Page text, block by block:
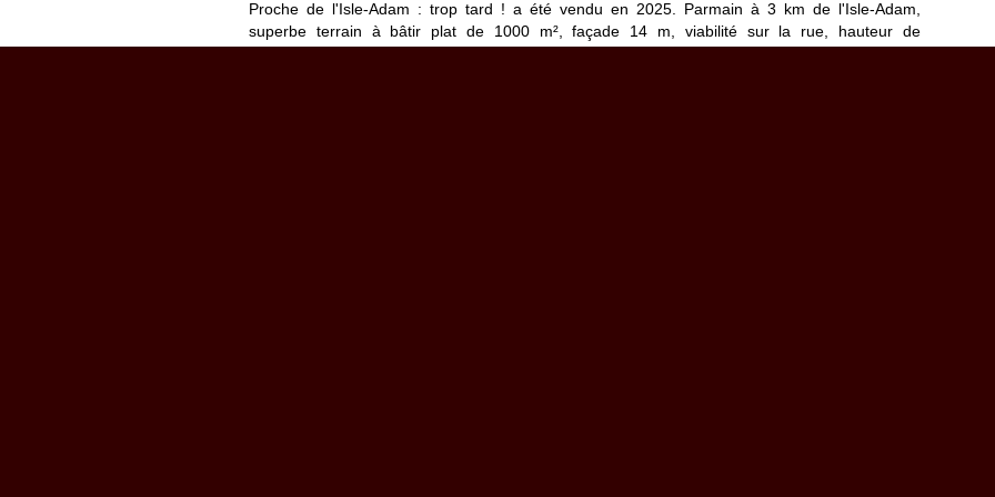
Proche de l'Isle-Adam : trop tard ! a été vendu en 2025. Parmain à 3 km de l'Isle-Adam,
superbe terrain à bâtir plat de 1000 m², façade 14 m, viabilité sur la rue, hauteur de